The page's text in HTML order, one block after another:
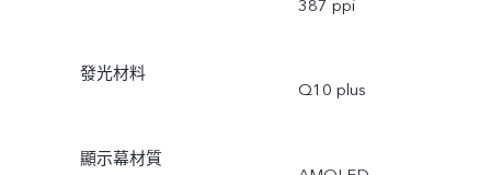
387 ppi
發光材料
Q10 plus
顯示幕材質